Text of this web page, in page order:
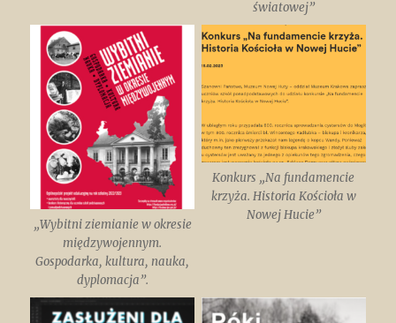
światowej”
„Wybitni ziemianie w okresie
międzywojennym.
Gospodarka, kultura, nauka,
dyplomacja”.
Konkurs „Na fundamencie
krzyża. Historia Kościoła w
Nowej Hucie”